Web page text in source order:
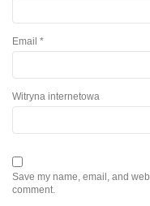
Email *
Witryna internetowa
Save my name, email, and
comment.